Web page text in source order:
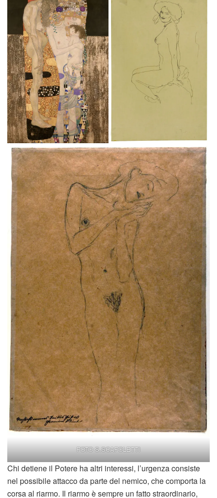
FOTO S.SCAFOLETTI
Chi detiene il Potere ha altri interessi, l’urgenza consiste nel possibile attacco da parte del nemico, che comporta la corsa al riarmo. Il riarmo è sempre un fatto straordinario, perché il processo stesso è rischioso e può innescare una crisi ancora prima che i suoi sostenitori diventino essi stessi un fattore di rischio. La fine dell’Ottocento e il primo decennio del 1900 rappresenta per l’Europa un’ era complicata e complessa, dove si assiste anche all’avvio di progressi positivi, come l’urbanizzazione delle città e l’invenzione delle ferrovie. Quello che non era stato calcolato era che gli Stati Uniti d’America, potenza sottovalutata, nel frattempo si preparavano ad entrare in campo, mentre gli europei combattevano l’ennesimo conflitto territoriale. Rispetto alla potenza che oggi l’America rappresenta, all’epoca invece risultava uno Stato non pericoloso, sicuramente lontano e quindi ininfluente. Una tra le eredità che il primo conflitto mondiale in quattro anni ha lasciato è la stima in circa 15 milioni di vittime tra soldati e civili l’elevata perdita di vite umane fu causata oltre che dalla guerra stessa anche dalla comparsa di malattie e di carestie, che subentrarono durante il conflitto. Quello che la storia dell’umanità ricorda e classifica come Grande Guerra, è stata la fine di un Mondo e l’inizio di un altro che non ha più conosciuto la parola Pace. La nuova fisionomia, alla fine del conflitto, significherà per alcuni paesi la voglia di rivincita. In primis però l’Europa dovette fare i conti con se stessa, da sconfitta, aveva provato ad affrontare come meglio poteva gli eventi, priva di mezzi e di uomini capaci di fronteggiare una battaglia dietro l’altra. Come pivelli alle prime armi così vennero mandati al fronte ragazzi inesperti nell’uso delle armi. A questo si aggiungano gli errori di valutazione sui campi e gli eventi atmosferici-naturali, a tal riguardo è significativa l’inondazione delle campagne del Belgio avvenuta nell’ottobre del 1914, che provocò l’arresto delle truppe tedesche, determinando di fatto il prolungamento fino al 1918 della guerra. La massa rimasta a casa aveva modo di essere informata attraverso un mezzo di comunicazione quale la stampa, che era inavvicinabile per molti cittadini, visto che richiedeva la conoscenza del saper leggere. La stampa si rivelerà infatti un utilissimo quanto pericoloso strumento durante il conflitto. Diversi sono i saggi dell’epoca che mettono in luce la fondamentale svolta, dovuta alla stampa; da un lato essa permette di passare da un’ignoranza dilagante ad una società che comprende, osserva e comincia a giudicare. Tra questi si cita l’esempio di ‘La folla’ studio della mentalità popolare del 1895, l’autore Gustave Le Bon pone in evidenza questo aspetto, anche le masse ora hanno un’opinione, “L’ingresso delle classi popolari nella vita politica è una delle più sorprendenti caratteristiche di questa nostra epoca di transizione. Le masse stanno creando sindacati davanti ai quali le autorità capitolano un giorno dopo l’altro… Oggi le rivendicazioni delle masse mirano a distruggere completamente la società come adesso esiste, con l’intenzione di tornare indietro a quel comunismo primitivo che era la condizione normale di tutti i gruppi umani prima dell’avvento della civilizzazione. Il diritto divino delle masse sta rimpiazzando il diritto divino dei re”. D’altro lato questa diffusione di notizie creerà il timore che un eccesso di conoscenza da parte delle classi considerate inferiori possa innescare l’esplosione del malcontento e quindi la stessa stampa verrà usata quale strumento di persuasione utilizzata dal potere. Infine un evento improvviso scosse l’opinione pubblica e così cadde l’ultima goccia che in qualche modo i fautori della guerra stavano aspettando: l’attentato e la morte di Francesco Ferdinando e di sua moglie Sofia. Ora non c’erano più motivi di aspettare, solo il tempo di organizzare le truppe e la guerra poteva avere inizio. Ecco che “la Grande Guerra” lasciò dunque sepolta un’intera generazione, con i suoi progetti, le sue scoperte, i suoi sogni e desideri, soffocati. Tanti incompresi e oscurati protagonisti di allora sono stati riscoperti solo in tempi recenti grazie al serio ed appassionato lavoro di attenti ricercatori. Un esempio è la lucida analisi che fornisce Thomas Harrison, con il suo libro 1910 L’emancipazione della dissonanza, testo che ci conduce ancora una volta a quel fatale 1910 in cui ebbe inizio il noto e sciagurato percorso autodistruttivo posto sotto la nostra attenzione. Tre nazioni, germanica, austriaca e italiana, tra fine Ottocento e primi Novecento, avevano vissuto un periodo di espansione territoriale che generò una convivenza forzata di diversi popoli, trasformando le vecchie città in un groviglio di diverse tradizioni, culture e linguaggi. In queste confuse condizioni di vita, in una boriosa atmosfera di autocelebrazione di conquiste appena ottenute dalle classi al potere, si nascondeva una diffusa e profonda prostrazione testimoniata dal preoccupante aumentare del numero di suicidi da parte di giovani studenti, intellettuali e filosofi, o semplici giovani cittadini in un mondo del quale non si sentivano più partecipi. Spesso questi episodi non sembravano avere una spiegazione logica, dettata semplicemente da tragici fallimenti personali o amorosi; questi suicidi erano invece stranamente accomunati da un misterioso e generico senso di nichilismo e da una strana e forte lucidità che li accompagnava verso un ultimo gesto fatto non di occasionale perdita di coscienza, ma di volontà, calcolo e determinazione. Forte influenza avrà senz’altro avuto il clima filosofico vissuto nei luoghi di studio e ricerca di quel periodo, un nebbioso clima intriso di una nuova confusa e cupa consapevolezza: l’uomo “moderno”, abbandonando le vecchie certezze teleologiche, era ora in grado di decidere autonomamente della propria vita e se la propria vita era ora divenuta quasi solo un semplice diritto soggettivo, allora si poteva decidere in ogni momento di decretarne la fine. Su questa drammatica escalation di morti venne organizzata una conferenza proprio nel 1910 a Trieste e questa fu organizzata con l’intento di approfondire ed analizzare attentamente i motivi di questa preoccupante tendenza giovanile. Sarà certo un semplice caso ma, per ironia della sorte, tra gli organizzatori di questa conferenza figurava proprio quel Sigmund Freud destinato ad incrinare e poi scuotere profondamente le visioni del mondo della vecchia Europa, ancora intrise di un’illusa cieca fiducia nella “Ragione Cosciente”. Senza aprire un capitolo sulla nascita della psicoanalisi, ci basti sapere, a livello di cultura diffusa, quanto pesò la scoperta dell’inconscio quale realtà oscura che misteriosamente minava la certezza delle scelte fino ad allora considerate “razionali” e coscienti; quanto pesò poi la teoria della rimozione dalla “memoria cosciente” di eventi pericolosi per l’armonia interiore e il mistero di un nuovo modo di considerare il corpo e il sesso. Queste grandi novità destabilizzarono la sicurezza dell’individuo, ed aprirono la ricerca allo studio delle malattie psicotiche nel singolo come a livello sociale, sconfessando la vecchia psichiatria e i metodi fino ad allora utilizzati negli ospedali psichiatrici, così presenti in maniera inquietante nelle opere di Schiele. “A ogni epoca la sua arte, all’arte la sua libertà” è il motto con il quale la Secessione si mostrò al mondo ed è anche l’iscrizione apposta sul Palazzo dove sarebbero state organizzate le future mostre espositive; il Palazzo della Secessione è opera di J.M. Olbrich, costruito tra il 1897-1898, ispirato da un disegno dello stesso Klimt. La Secessione, inizialmente nata come gruppo di artisti autonominatosi come “Primavera Sacra”, ebbe una durata di circa otto anni, durante i quali fece cambiare l’approccio del pubblico verso l’arte. Come arte totale, a partire dalla parte grafica, con la rivista Ver Sacrum, e nell’esposizione delle opere d’arte, dove tutto conferiva verso un unicum. Gli spazi, le pareti insieme all’utilizzo di tutti i materiali, dava unicità al loro intento di arte. Mentore Klimt, insieme a J. Hoffmann e ad altri artisti, si decise di costruire un luogo dove vigesse l’idea guida dell’unione tra architettura, pittura e arti decorative, dinamica che doveva condurre il pubblico verso una nuova visione dell’arte. La “linea” dello stile secessionista diviene tratto tranquillizzante fondamentale: arte come strumento di funzionalità per le esigenze contingenti dell’ era delle industrie e delle macchine, uno slogan contro la massificazione e la riduzione del quantitativo della produzione industriale, che doveva rimettere al centro l’artigianato e l’uomo. Senza appoggi e sovvenzioni ministeriali, questi artisti riuscivano a godere di un intenso mecenatismo, soprattutto clienti ebrei, che risultarono essere molto amanti di questa nuova arte moderna. Precoce è stato l’esordio di Gustav Klimt all’età di 14 anni entrò alla scuola di arti applicate di Vienna, superando con lode l’esame di ammissione. Anche suo fratello Ernst vi entrò a far parte e insieme a Franz von Marsch formarono, una volta terminato il ciclo di studi, un sodalizio, la Künstler-Compagnie, che riuscì ad ottenere diversi incarichi, soprattutto alla morte di Makart, avvenuta nel 1884. La Künstler-Compagnie, all’apice del successo, ebbe un drammatico epilogo con la morte improvvisa di Ernst. Questo avvenimento familiare comporterà per Klimt una lunga riflessione che lo porterà ad una presa di posizione verso un atteggiamento che aveva respirato durante gli studi alla scuola di arti applicate. Insieme ad altri ex allievi della scuola cominciò il percorso della Primavera Sacra. Il nuovo fermento artistico viennese risultò essere il punto di non ritorno per Klimt in contrasto con la tradizione. Considerato fedele erede di Hans Makart, Klimt in realtà cominciò a far germogliare le radici che la Scuola di a